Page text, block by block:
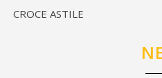
CROCE ASTILE